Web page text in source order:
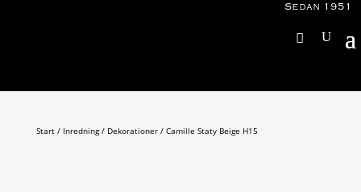
Sedan 1951
Start/ Inredning/ Dekorationer/ Camille Staty Beige H15